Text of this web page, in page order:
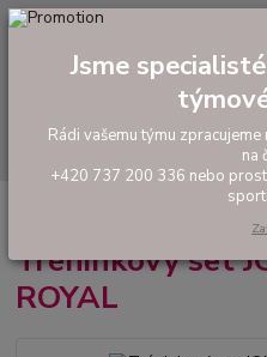
tel: +420 737 200 336
Tréninkový set
Tréninkový set
ROYAL
Jsme
Rádi vašemu týmu
na
+420 737 200 336 nebo